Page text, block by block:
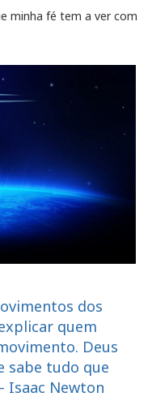
minha fé tem a ver com
dos
quem
Deus
sabe tudo que
Isaac Newton